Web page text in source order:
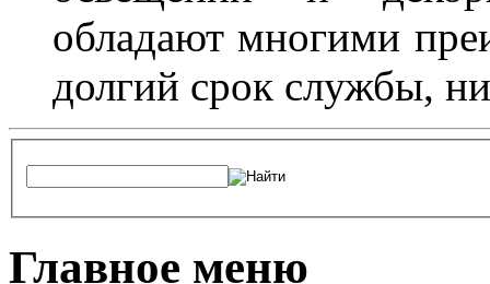
обладают многими
долгий срок службы,
Главное меню